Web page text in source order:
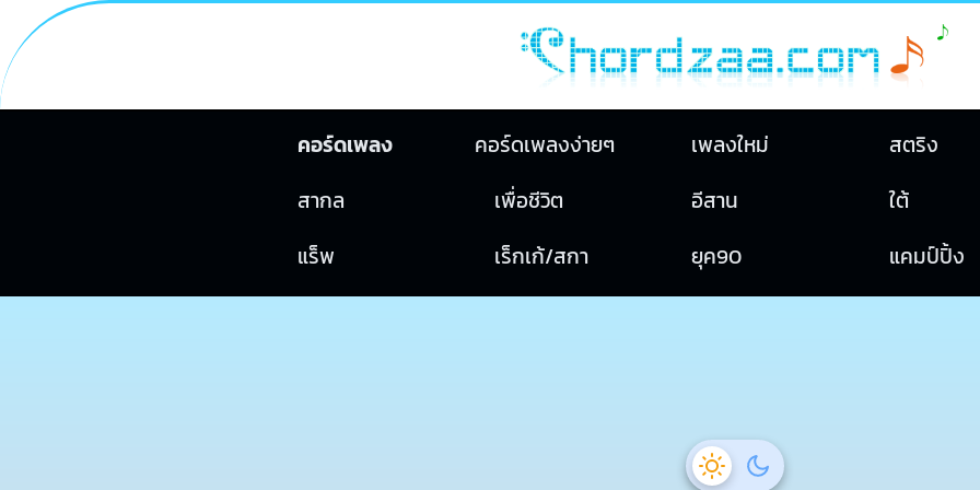
คอร์ดเพลง คอร์ดเพลงง่ายๆ เพลงใหม่
สตริง
สากล
เพื่อชีวิต อีสาน
ใต้
แร็พ
เร็กเก้/สกา ยุค90 แคมป์ปิ้ง